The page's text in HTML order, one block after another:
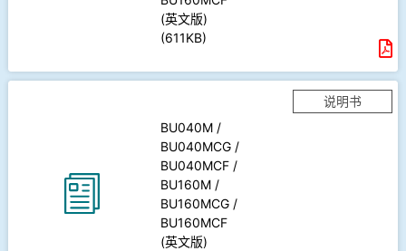
(英文版)
(611KB)
说明书
BU040M /
BU040MCG /
BU040MCF /
BU160M /
BU160MCG /
BU160MCF
(英文版)